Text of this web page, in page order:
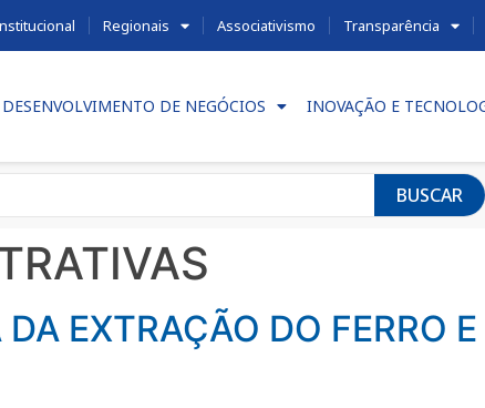
Regionais Associativismo Transparência
DESENVOLVIMENTO DE NEGÓCIOS INOVAÇÃO E
BUSCAR
EXTRAÇÃO DO FERRO